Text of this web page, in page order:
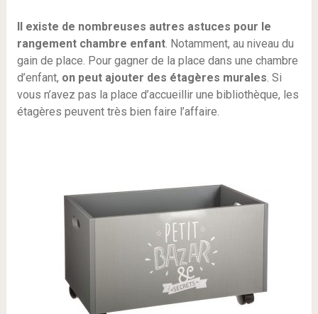
Il existe de nombreuses autres astuces pour le
rangement chambre enfant. Notamment, au niveau du
gain de place. Pour gagner de la place dans une chambre
d’enfant, on peut ajouter des étagères murales. Si
vous n’avez pas la place d’accueillir une bibliothèque, les
étagères peuvent très bien faire l’affaire.